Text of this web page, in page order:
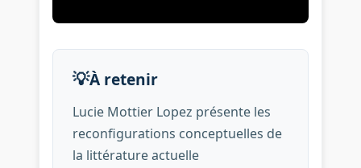
💡À retenir
Lucie Mottier Lopez présente les
reconfigurations conceptuelles de
la littérature actuelle